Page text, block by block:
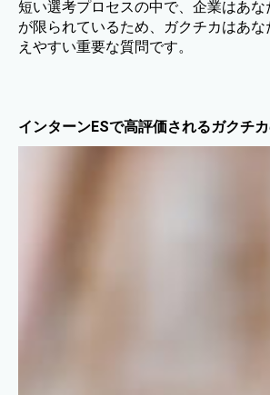
短い選考プロセスの中で、企業はあな
が限られているため、ガクチカはあ
えやすい重要な質問です。
インターンESで高評価されるガクチ